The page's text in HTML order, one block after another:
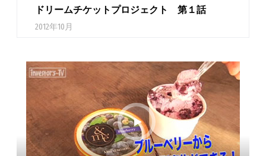
ドリームチケットプロジェクト 第１話
2012年10月